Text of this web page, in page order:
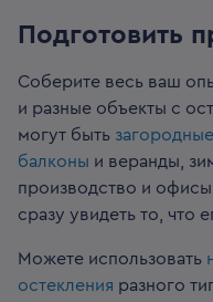
Подготовить
Соберите весь ваш
и разные объекты с
могут быть загородные
балконы и веранды,
производство и
сразу увидеть то, что
Можете использовать
остекления разного